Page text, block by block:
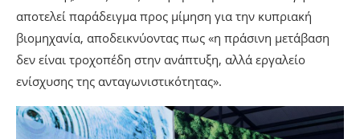
αποτελεί παράδειγμα προς μίμηση για την κυπριακή
βιομηχανία, αποδεικνύοντας πως «η πράσινη μετάβαση
δεν είναι τροχοπέδη στην ανάπτυξη, αλλά εργαλείο
ενίσχυσης της ανταγωνιστικότητας».